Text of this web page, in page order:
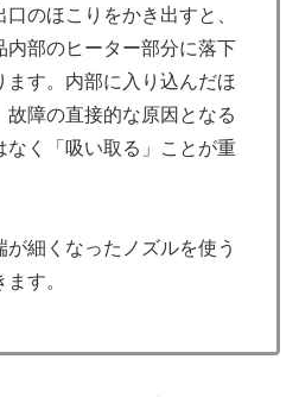
のほこりをかき出すと、
内部のヒーター部分に落下
ます。内部に入り込んだほ
故障の直接的な原因となる
なく「吸い取る」ことが重
細くなったノズルを使う
す。